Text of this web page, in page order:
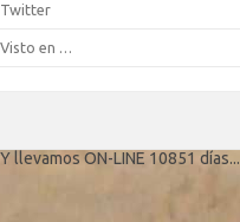
Twitter
Visto en …
Y llevamos ON-LINE 10851 días...